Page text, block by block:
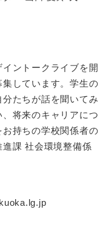
ントークライブを開
しています。学生の
たちが話を聞いてみ
将来のキャリアにつ
持ちの学校関係者の
課 社会環境整備係